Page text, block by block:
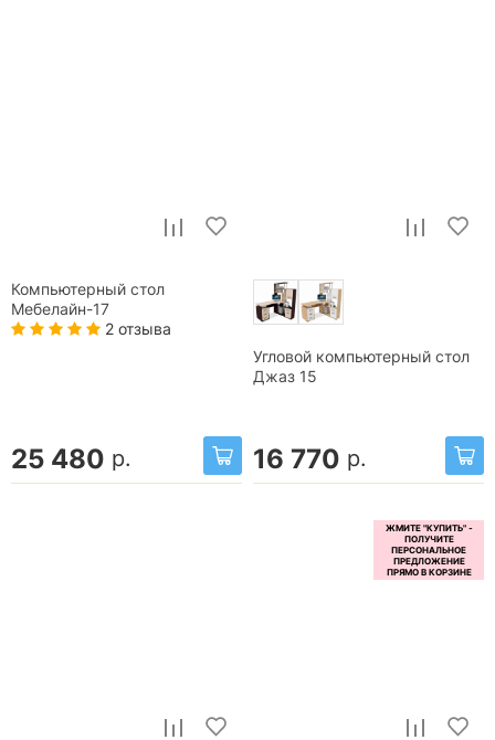
Компьютерный стол
Мебелайн-17
2 отзыва
25 480 р.
Угловой компьютерный стол
Джаз 15
16 770 р.